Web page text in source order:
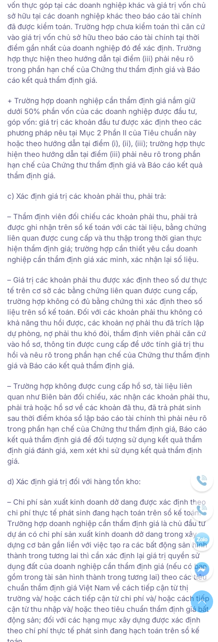
vốn thực góp tại các doanh nghiệp khác và giá trị vốn chủ
sở hữu tại các doanh nghiệp khác theo báo cáo tài chính
đã được kiểm toán. Trường hợp chưa kiểm toán thì căn cứ
vào giá trị vốn chủ sở hữu theo báo cáo tài chính tại thời
điểm gần nhất của doanh nghiệp đó để xác định. Trường
hợp thực hiện theo hướng dẫn tại điểm (iii) phải nêu rõ
trong phần hạn chế của Chứng thư thẩm định giá và Báo
cáo kết quả thẩm định giá.
+ Trường hợp doanh nghiệp cần thẩm định giá nắm giữ
dưới 50% phần vốn của các doanh nghiệp được đầu tư,
góp vốn: giá trị các khoản đầu tư được xác định theo các
phương pháp nêu tại Mục 2 Phần II của Tiêu chuẩn này
hoặc theo hướng dẫn tại điểm (i), (ii), (iii); trường hợp thực
hiện theo hướng dẫn tại điểm (iii) phải nêu rõ trong phần
hạn chế của Chứng thư thẩm định giá và Báo cáo kết quả
thẩm định giá.
c) Xác định giá trị các khoản phải thu, phải trả:
– Thẩm định viên đối chiếu các khoản phải thu, phải trả
được ghi nhận trên sổ kế toán với các tài liệu, bằng chứng
liên quan được cung cấp và thu thập trong thời gian thực
hiện thẩm định giá; trường hợp cần thiết yêu cầu doanh
nghiệp cần thẩm định giá xác minh, xác nhận lại số liệu.
– Giá trị các khoản phải thu được xác định theo số dư thực
tế trên cơ sở các bằng chứng liên quan được cung cấp,
trường hợp không có đủ bằng chứng thì xác định theo số
liệu trên sổ kế toán. Đối với các khoản phải thu không có
khả năng thu hồi được, các khoản nợ phải thu đã trích lập
dự phòng, nợ phải thu khó đòi, thẩm định viên phải căn cứ
vào hồ sơ, thông tin được cung cấp để ước tính giá trị thu
hồi và nêu rõ trong phần hạn chế của Chứng thư thẩm định
giá và Báo cáo kết quả thẩm định giá.
– Trường hợp không được cung cấp hồ sơ, tài liệu liên
quan như Biên bản đối chiếu, xác nhận các khoản phải thu,
phải trả hoặc hồ sơ về các khoản đã thu, đã trả phát sinh
sau thời điểm khóa sổ lập báo cáo tài chính thì phải nêu rõ
trong phần hạn chế của Chứng thư thẩm định giá, Báo cáo
kết quả thẩm định giá để đối tượng sử dụng kết quả thẩm
định giá đánh giá, xem xét khi sử dụng kết quả thẩm định
giá.
d) Xác định giá trị đối với hàng tồn kho:
– Chi phí sản xuất kinh doanh dở dang được xác định theo
chi phí thực tế phát sinh đang hạch toán trên sổ kế toán.
Trường hợp doanh nghiệp cần thẩm định giá là chủ đầu tư
dự án có chi phí sản xuất kinh doanh dở dang trong xây
dựng cơ bản gắn liền với việc tạo ra các bất động sản hình
thành trong tương lai thì cần xác định lại giá trị quyền sử
dụng đất của doanh nghiệp cần thẩm định giá (nếu có bao
gồm trong tài sản hình thành trong tương lai) theo các tiêu
chuẩn thẩm định giá Việt Nam về cách tiếp cận từ thị
trường và/ hoặc cách tiếp cận từ chi phí và/ hoặc cách tiếp
cận từ thu nhập và/ hoặc theo tiêu chuẩn thẩm định giá bất
động sản; đối với các hạng mục xây dựng được xác định
theo chí phí thực tế phát sinh đang hạch toán trên sổ kế